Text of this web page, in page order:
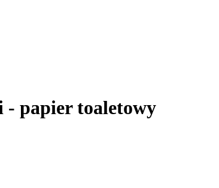
- papier toaletowy